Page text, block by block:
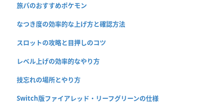
旅パのおすすめポケモン
なつき度の効率的な上げ方と確認方法
スロットの攻略と目押しのコツ
レベル上げの効率的なやり方
技忘れの場所とやり方
Switch版ファイアレッド・リーフグリーンの仕様